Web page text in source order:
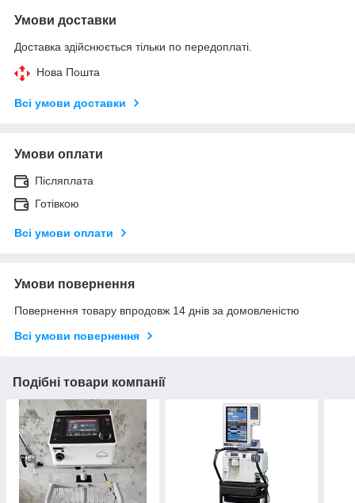
Умови доставки
Доставка здійснюється тільки по передоплаті.
Нова Пошта
Всі умови доставки
Умови оплати
Післяплата
Готівкою
Всі умови оплати
Умови повернення
Повернення товару впродовж 14 днів за домовленістю
Всі умови повернення
Подібні товари компанії